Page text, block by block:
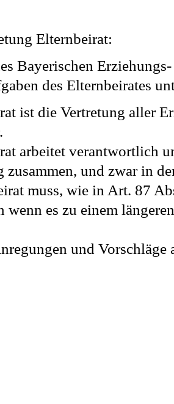
Elternbeirat:
Bayerischen
des Elternbeirates
ist die Vertretung aller
arbeitet verantwortlich
zusammen, und zwar in
muss, wie in Art. 87
wenn es zu einem
und